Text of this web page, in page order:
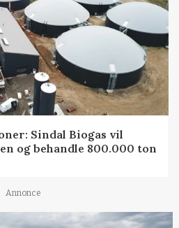
Sindal Biogas vil
og behandle 800.000 ton
Annonce